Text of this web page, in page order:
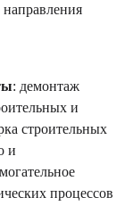
: демонтаж
и
строительных
и
процессов